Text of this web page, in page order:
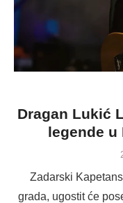
Dragan Lukić
legende u
Zadarski
grada, ugostit će